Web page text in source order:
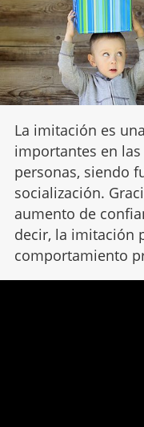
La imitación es
importantes en
personas, siendo
socialización.
aumento de
decir, la imitación
comportamiento